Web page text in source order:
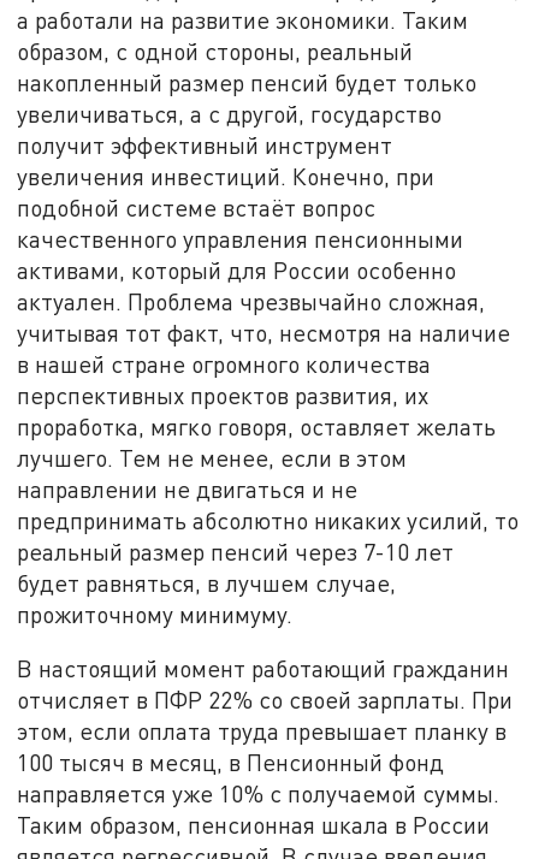
а работали на развитие экономики. Таким
образом, с одной стороны, реальный
накопленный размер пенсий будет только
увеличиваться, а с другой, государство
получит эффективный инструмент
увеличения инвестиций. Конечно, при
подобной системе встаёт вопрос
качественного управления пенсионными
активами, который для России особенно
актуален. Проблема чрезвычайно сложная,
учитывая тот факт, что, несмотря на наличие
в нашей стране огромного количества
перспективных проектов развития, их
проработка, мягко говоря, оставляет желать
лучшего. Тем не менее, если в этом
направлении не двигаться и не
предпринимать абсолютно никаких усилий, то
реальный размер пенсий через 7-10 лет
будет равняться, в лучшем случае,
прожиточному минимуму.
В настоящий момент работающий гражданин
отчисляет в ПФР 22% со своей зарплаты. При
этом, если оплата труда превышает планку в
100 тысяч в месяц, в Пенсионный фонд
направляется уже 10% с получаемой суммы.
Таким образом, пенсионная шкала в России